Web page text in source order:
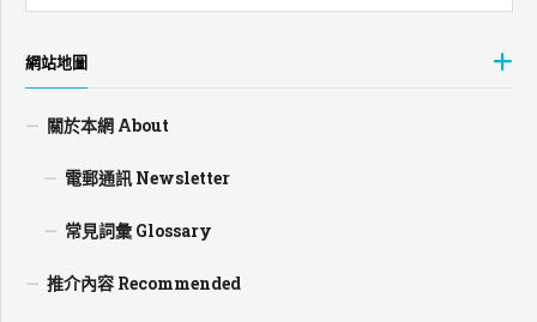
網站地圖
關於本網 About
電郵通訊 Newsletter
常見詞彙 Glossary
推介內容 Recommended